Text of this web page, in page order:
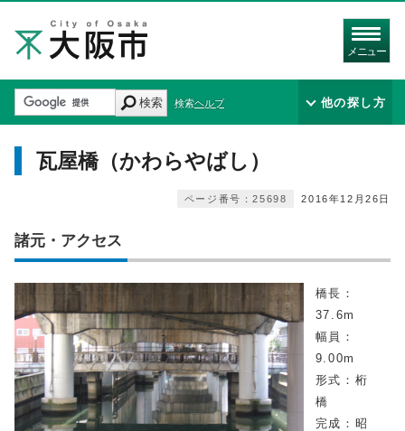
メニュー
検索 検索ヘルプ 他の探し方
瓦屋橋（かわらやばし）
2016年12月26日
ページ番号：25698
諸元・アクセス
橋長：
37.6m
幅員：
9.00m
形式：桁
橋
完成：昭